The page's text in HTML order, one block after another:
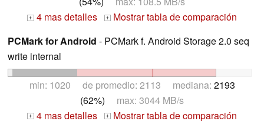
+ 4 mas detalles +
Mostrar tabla de comparación
PCMark for Android - PCMark f. Android Storage 2.0 seq
write internal
min: 1020 de promedio: 2113 mediana: 2193
(62%) max: 3044 MB/s
+ 4 mas detalles +
Mostrar tabla de comparación